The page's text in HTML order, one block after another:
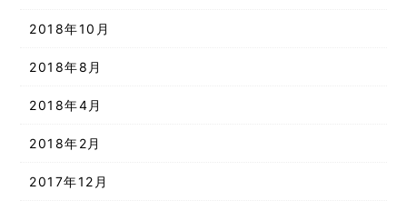
2018年10月
2018年8月
2018年4月
2018年2月
2017年12月